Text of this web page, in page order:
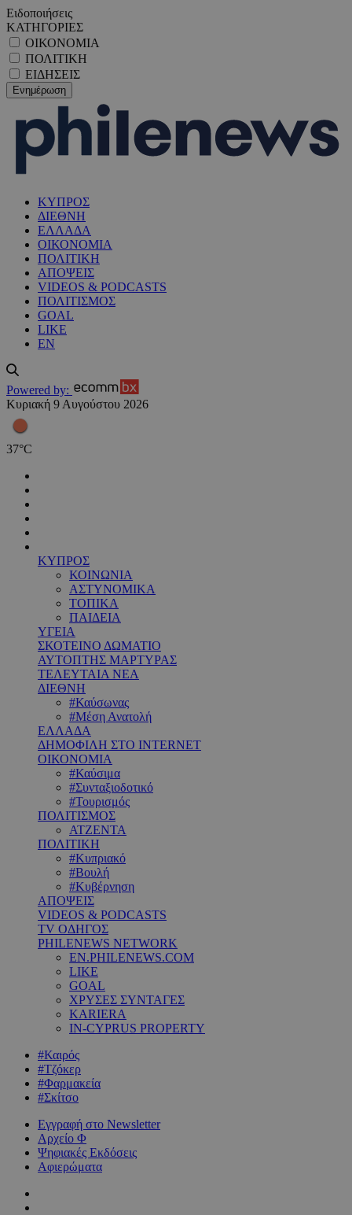
Ειδοποιήσεις
ΚΑΤΗΓΟΡΙΕΣ
ΟΙΚΟΝΟΜΙΑ
ΠΟΛΙΤΙΚΗ
ΕΙΔΗΣΕΙΣ
ΚΥΠΡΟΣ
ΔΙΕΘΝΗ
ΕΛΛΑΔΑ
ΟΙΚΟΝΟΜΙΑ
ΠΟΛΙΤΙΚΗ
ΑΠΟΨΕΙΣ
VIDEOS & PODCASTS
ΠΟΛΙΤΙΣΜΟΣ
GOAL
LIKE
EN
Powered by:
Κυριακή 9 Αυγούστου 2026
37°C
ΚΥΠΡΟΣ
ΚΟΙΝΩΝΙΑ
ΑΣΤΥΝΟΜΙΚΑ
ΤΟΠΙΚΑ
ΠΑΙΔΕΙΑ
ΥΓΕΙΑ
ΣΚΟΤΕΙΝΟ ΔΩΜΑΤΙΟ
ΑΥΤΟΠΤΗΣ ΜΑΡΤΥΡΑΣ
ΤΕΛΕΥΤΑΙΑ ΝΕΑ
ΔΙΕΘΝΗ
#Καύσωνας
#Μέση Ανατολή
ΕΛΛΑΔΑ
ΔΗΜΟΦΙΛΗ ΣΤΟ INTERNET
ΟΙΚΟΝΟΜΙΑ
#Καύσιμα
#Συνταξιοδοτικό
#Τουρισμός
ΠΟΛΙΤΙΣΜΟΣ
ΑΤΖΕΝΤΑ
ΠΟΛΙΤΙΚΗ
#Κυπριακό
#Βουλή
#Κυβέρνηση
ΑΠΟΨΕΙΣ
VIDEOS & PODCASTS
TV ΟΔΗΓΟΣ
PHILENEWS NETWORK
EN.PHILENEWS.COM
LIKE
GOAL
ΧΡΥΣΕΣ ΣΥΝΤΑΓΕΣ
KARIERA
IN-CYPRUS PROPERTY
#Καιρός
#Τζόκερ
#Φαρμακεία
#Σκίτσο
Εγγραφή στο Newsletter
Αρχείο Φ
Ψηφιακές Εκδόσεις
Αφιερώματα